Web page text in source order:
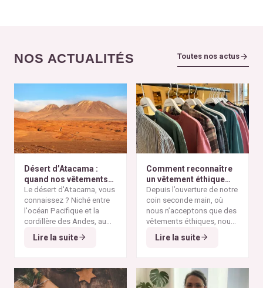
NOS ACTUALITÉS Toutes nos actus
Désert d’Atacama :
quand nos vêtements
finissent à l’autre bout
du monde
Le désert d'Atacama, vous
connaissez ? Niché entre
l'océan Pacifique et la
cordillère des Andes, au
nord du Chili, il est
considéré comme l'un des
minéraux et ses vastes
étendues désertiques en
Alors pourquoi parler du
désert d'Atacama sur un
depuis plusieurs
décennies, cette région
Lire la suite
Comment reconnaître
un vêtement éthique
selon nos critères ?
Depuis l’ouverture de notre
coin seconde main, où
nous n’acceptons que des
vêtements éthiques, nous
avons remarqué qu’il n’est
pas toujours simple pour
qui répondent à nos
critères de sélection. Entre
Lire la suite